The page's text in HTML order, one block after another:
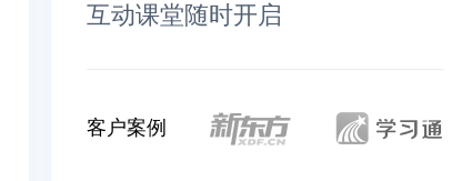
互动课堂随时开启
客户案例